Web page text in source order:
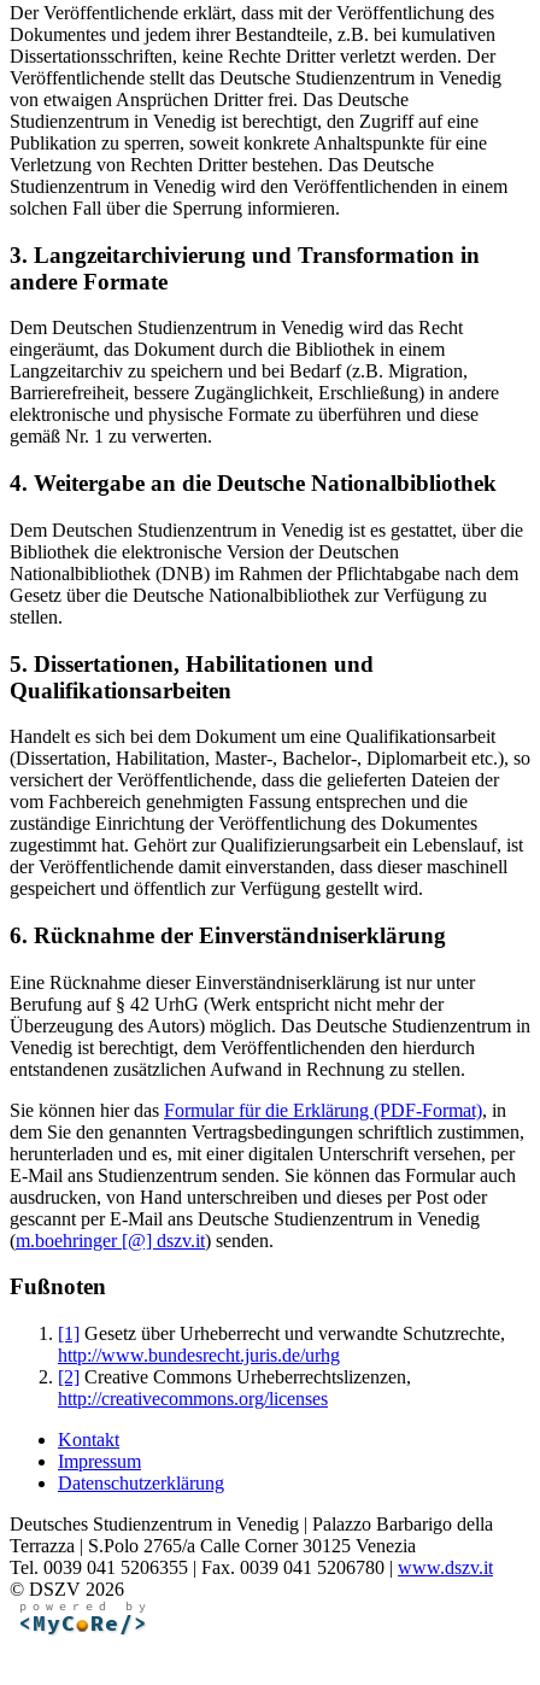
Der Veröffentlichende erklärt, dass mit der Veröffentlichung des
Dokumentes und jedem ihrer Bestandteile, z.B. bei kumulativen
Dissertationsschriften, keine Rechte Dritter verletzt werden. Der
Veröffentlichende stellt das Deutsche Studienzentrum in Venedig
von etwaigen Ansprüchen Dritter frei. Das Deutsche
Studienzentrum in Venedig ist berechtigt, den Zugriff auf eine
Publikation zu sperren, soweit konkrete Anhaltspunkte für eine
Verletzung von Rechten Dritter bestehen. Das Deutsche
Studienzentrum in Venedig wird den Veröffentlichenden in einem
solchen Fall über die Sperrung informieren.
3. Langzeitarchivierung und Transformation in
andere Formate
Dem Deutschen Studienzentrum in Venedig wird das Recht
eingeräumt, das Dokument durch die Bibliothek in einem
Langzeitarchiv zu speichern und bei Bedarf (z.B. Migration,
Barrierefreiheit, bessere Zugänglichkeit, Erschließung) in andere
elektronische und physische Formate zu überführen und diese
gemäß Nr. 1 zu verwerten.
4. Weitergabe an die Deutsche Nationalbibliothek
Dem Deutschen Studienzentrum in Venedig ist es gestattet, über die
Bibliothek die elektronische Version der Deutschen
Nationalbibliothek (DNB) im Rahmen der Pflichtabgabe nach dem
Gesetz über die Deutsche Nationalbibliothek zur Verfügung zu
stellen.
5. Dissertationen, Habilitationen und
Qualifikationsarbeiten
Handelt es sich bei dem Dokument um eine Qualifikationsarbeit
(Dissertation, Habilitation, Master-, Bachelor-, Diplomarbeit etc.), so
versichert der Veröffentlichende, dass die gelieferten Dateien der
vom Fachbereich genehmigten Fassung entsprechen und die
zuständige Einrichtung der Veröffentlichung des Dokumentes
zugestimmt hat. Gehört zur Qualifizierungsarbeit ein Lebenslauf, ist
der Veröffentlichende damit einverstanden, dass dieser maschinell
gespeichert und öffentlich zur Verfügung gestellt wird.
6. Rücknahme der Einverständniserklärung
Eine Rücknahme dieser Einverständniserklärung ist nur unter
Berufung auf § 42 UrhG (Werk entspricht nicht mehr der
Überzeugung des Autors) möglich. Das Deutsche Studienzentrum in
Venedig ist berechtigt, dem Veröffentlichenden den hierdurch
entstandenen zusätzlichen Aufwand in Rechnung zu stellen.
Sie können hier das Formular für die Erklärung (PDF-Format), in
dem Sie den genannten Vertragsbedingungen schriftlich zustimmen,
herunterladen und es, mit einer digitalen Unterschrift versehen, per
E-Mail ans Studienzentrum senden. Sie können das Formular auch
ausdrucken, von Hand unterschreiben und dieses per Post oder
gescannt per E-Mail ans Deutsche Studienzentrum in Venedig
(m.boehringer [@] dszv.it) senden.
Fußnoten
[1] Gesetz über Urheberrecht und verwandte Schutzrechte,
http://www.bundesrecht.juris.de/urhg
[2] Creative Commons Urheberrechtslizenzen,
http://creativecommons.org/licenses
Kontakt
Impressum
Datenschutzerklärung
Deutsches Studienzentrum in Venedig | Palazzo Barbarigo della
Terrazza | S.Polo 2765/a Calle Corner 30125 Venezia
Tel. 0039 041 5206355 | Fax. 0039 041 5206780 | www.dszv.it
© DSZV 2026